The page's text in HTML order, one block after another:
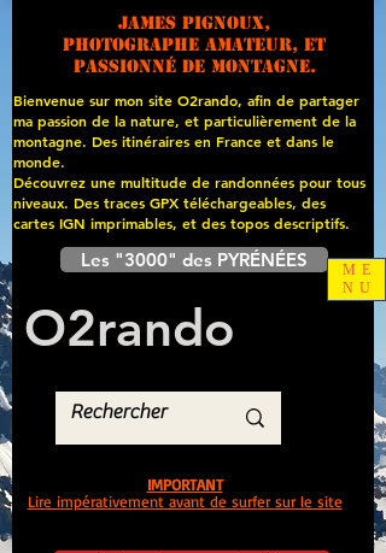
James PIGNOUX,
photographe amateur, et
passionné de montagne.
Bienvenue sur mon site O2rando, afin de partager
ma passion de la nature, et particulièrement de la
montagne. Des itinéraires en France et dans le
monde.
Découvrez une multitude de randonnées pour tous
niveaux. Des traces GPX téléchargeables, des
cartes IGN imprimables, et des topos descriptifs.
Les "3000" des PYRÉNÉES
O2rando
IMPORTANT
Lire impérativement avant de surfer sur le site
ME
NU